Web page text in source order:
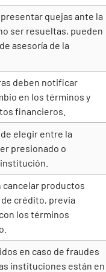
quejas ante la
ser resueltas, pueden
asesoría de la
deben notificar
en los términos y
financieros.
elegir entre la
presionado o
cancelar productos
crédito, previa
los términos
en caso de fraudes
instituciones están en